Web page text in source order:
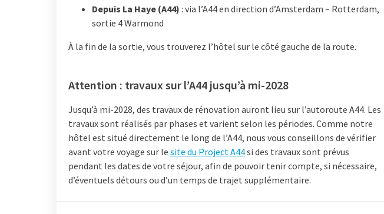
Depuis La Haye (A44) : via l’A44 en direction d’Amsterdam – Rotterdam,
sortie 4 Warmond
À la fin de la sortie, vous trouverez l’hôtel sur le côté gauche de la route.
Attention : travaux sur l’A44 jusqu’à mi-2028
Jusqu’à mi-2028, des travaux de rénovation auront lieu sur l’autoroute A44. Les
travaux sont réalisés par phases et varient selon les périodes. Comme notre
hôtel est situé directement le long de l’A44, nous vous conseillons de vérifier
avant votre voyage sur le site du Project A44si des travaux sont prévus
pendant les dates de votre séjour, afin de pouvoir tenir compte, si nécessaire,
d’éventuels détours ou d’un temps de trajet supplémentaire.